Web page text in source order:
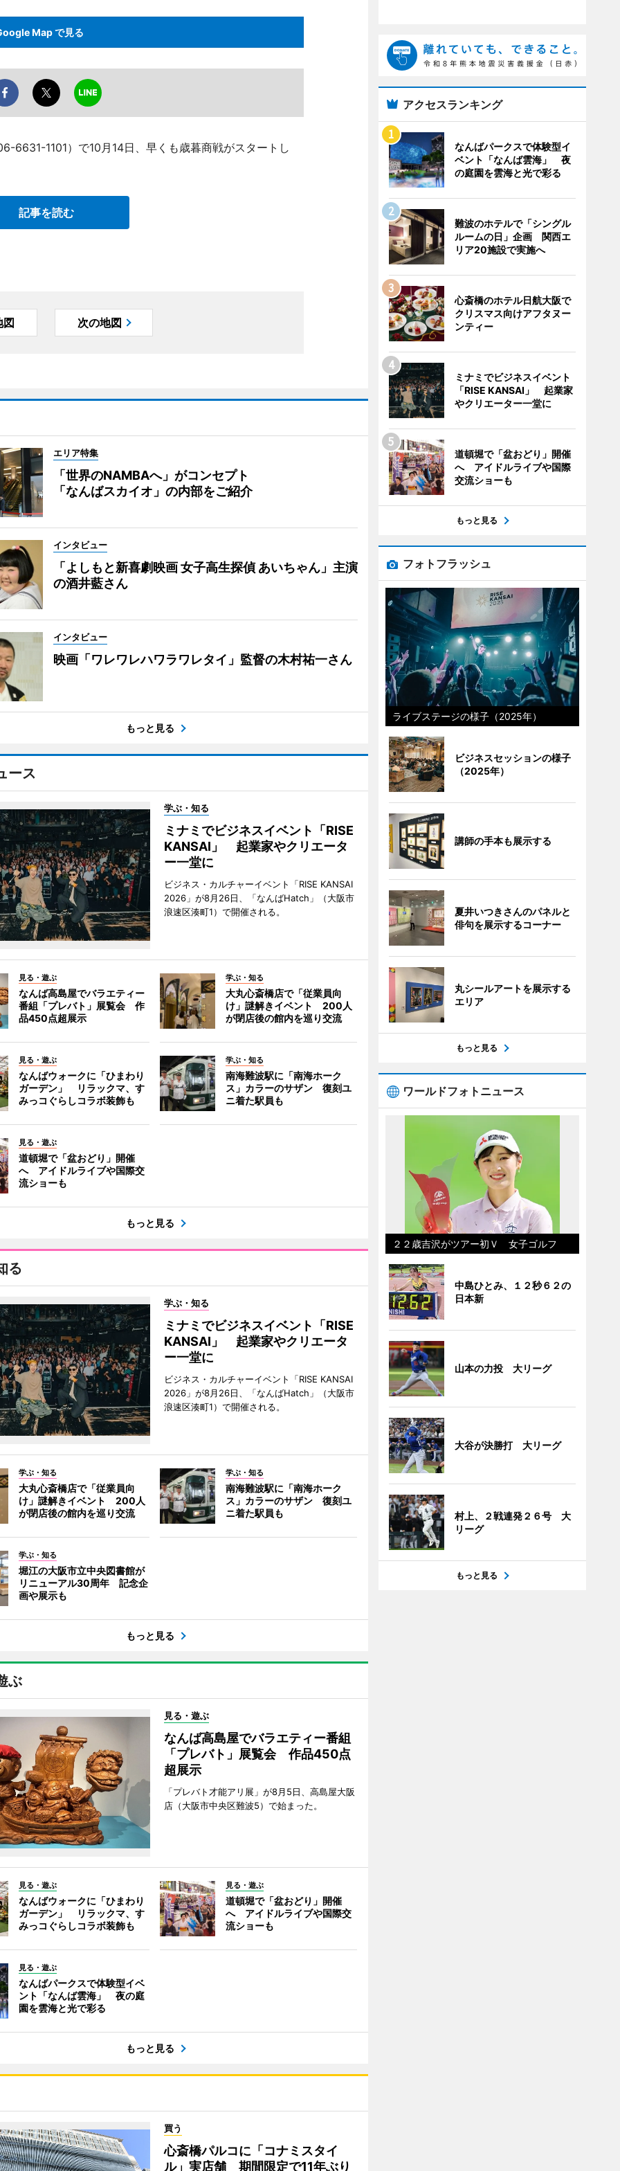
Map で見る
6631-1101）で10月14日、早くも歳暮商戦がスタートし
記事を読む
図 次の地図
エリア特集
「世界のNAMBAへ」がコンセプト
「なんばスカイオ」の内部をご紹介
インタビュー
「よしもと新喜劇映画 女子高生探偵 あいちゃん」主演
の酒井藍さん
インタビュー
映画「ワレワレハワラワレタイ」監督の木村祐一さん
もっと見る
ース
学ぶ・知る
ミナミでビジネスイベント「RISE
KANSAI」 起業家やクリエータ
ー一堂に
ビジネス・カルチャーイベント「RISE KANSAI
2026」が8月26日、「なんばHatch」（大阪市
浪速区湊町1）で開催される。
見る・遊ぶ
なんば高島屋でバラエティー
番組「プレバト」展覧会 作
品450点超展示
学ぶ・知る
大丸心斎橋店で「従業員向
け」謎解きイベント 200人
が閉店後の館内を巡り交流
見る・遊ぶ
なんばウォークに「ひまわり
ガーデン」 リラックマ、す
みっコぐらしコラボ装飾も
学ぶ・知る
南海難波駅に「南海ホーク
ス」カラーのサザン 復刻ユ
ニ着た駅員も
見る・遊ぶ
道頓堀で「盆おどり」開催
へ アイドルライブや国際交
流ショーも
もっと見る
る
学ぶ・知る
ミナミでビジネスイベント「RISE
KANSAI」 起業家やクリエータ
ー一堂に
ビジネス・カルチャーイベント「RISE KANSAI
2026」が8月26日、「なんばHatch」（大阪市
浪速区湊町1）で開催される。
学ぶ・知る
大丸心斎橋店で「従業員向
け」謎解きイベント 200人
が閉店後の館内を巡り交流
学ぶ・知る
南海難波駅に「南海ホーク
ス」カラーのサザン 復刻ユ
ニ着た駅員も
学ぶ・知る
堀江の大阪市立中央図書館が
リニューアル30周年 記念企
画や展示も
もっと見る
ぶ
見る・遊ぶ
なんば高島屋でバラエティー番組
「プレバト」展覧会 作品450点
超展示
「プレバト才能アリ展」が8月5日、高島屋大阪
店（大阪市中央区難波5）で始まった。
見る・遊ぶ
なんばウォークに「ひまわり
ガーデン」 リラックマ、す
みっコぐらしコラボ装飾も
見る・遊ぶ
道頓堀で「盆おどり」開催
へ アイドルライブや国際交
流ショーも
見る・遊ぶ
なんばパークスで体験型イベ
ント「なんば雲海」 夜の庭
園を雲海と光で彩る
もっと見る
買う
心斎橋パルコに「コナミスタイ
ル」実店舗 期間限定で11年ぶり
アクセスランキング
なんばパークスで体験型イ
ベント「なんば雲海」 夜
の庭園を雲海と光で彩る
難波のホテルで「シングル
ルームの日」企画 関西エ
リア20施設で実施へ
心斎橋のホテル日航大阪で
クリスマス向けアフタヌー
ンティー
ミナミでビジネスイベント
「RISE KANSAI」 起業家
やクリエーター一堂に
道頓堀で「盆おどり」開催
へ アイドルライブや国際
交流ショーも
もっと見る
フォトフラッシュ
ライブステージの様子（2025年）
ビジネスセッションの様子
（2025年）
講師の手本も展示する
夏井いつきさんのパネルと
俳句を展示するコーナー
丸シールアートを展示する
エリア
もっと見る
ワールドフォトニュース
２２歳吉沢がツアー初Ｖ 女子ゴルフ
中島ひとみ、１２秒６２の
日本新
山本の力投 大リーグ
大谷が決勝打 大リーグ
村上、２戦連発２６号 大
リーグ
もっと見る